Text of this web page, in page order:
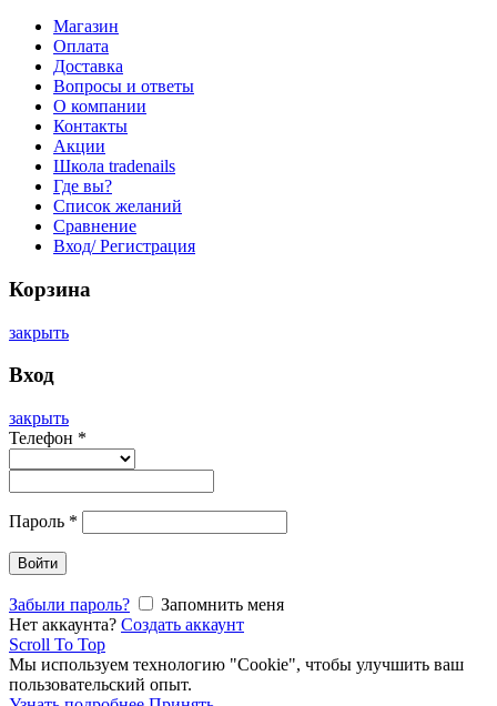
Магазин
Оплата
Доставка
Вопросы и ответы
О компании
Контакты
Акции
Школа tradenails
Где вы?
Список желаний
Сравнение
Вход/ Регистрация
Корзина
закрыть
Вход
закрыть
Телефон *
Пароль *
Войти
Забыли пароль?
Запомнить меня
Нет аккаунта? Создать аккаунт
Scroll To Top
Мы используем технологию "Cookie", чтобы улучшить ваш
пользовательский опыт.